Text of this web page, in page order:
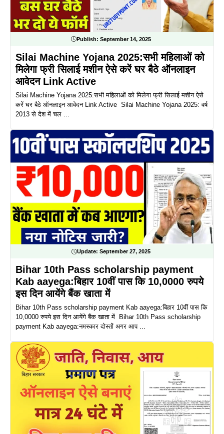
Publish: September 14, 2025
Silai Machine Yojana 2025:सभी महिलाओं को
मिलेगा फ्री सिलाई मशीन ऐसे करें घर बैठे ऑनलाइन
आवेदन Link Active
Silai Machine Yojana 2025:सभी महिलाओं को मिलेगा फ्री सिलाई मशीन ऐसे
करें घर बैठे ऑनलाइन आवेदन Link Active Silai Machine Yojana 2025: वर्ष
2013 से देश में चल ...
Update: September 27, 2025
Bihar 10th Pass scholarship payment
Kab aayega:बिहार 10वीं पास कि 10,0000 रुपये
इस दिन आयेंगे बैंक खाता में
Bihar 10th Pass scholarship payment Kab aayega:बिहार 10वीं पास कि
10,0000 रुपये इस दिन आयेंगे बैंक खाता में Bihar 10th Pass scholarship
payment Kab aayega:नमस्कार दोस्तों अगर आप ...